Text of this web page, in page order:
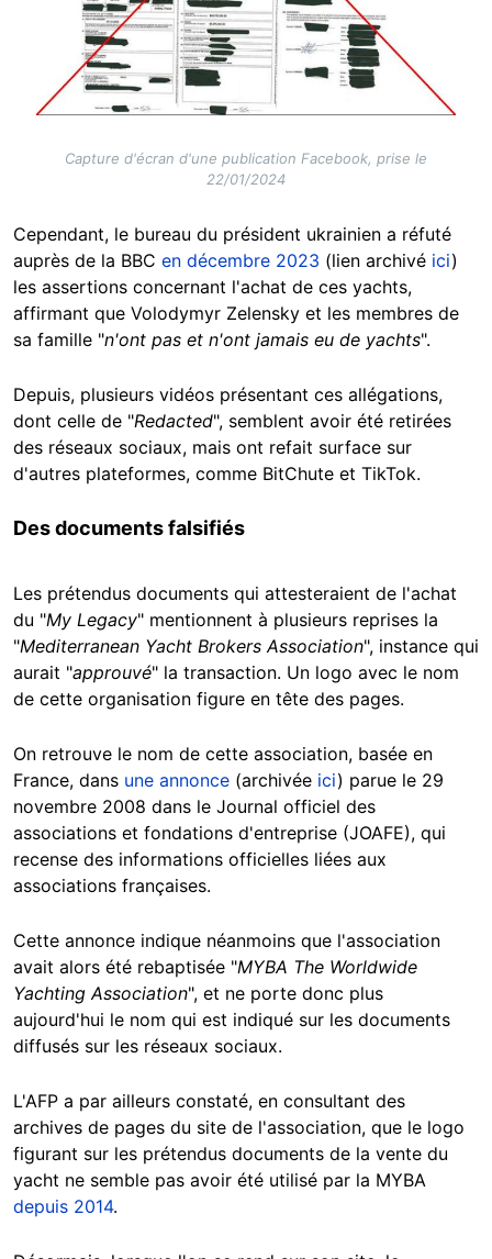
Capture d'écran d'une publication Facebook, prise le
22/01/2024
Cependant, le bureau du président ukrainien a réfuté
auprès de la BBC en décembre 2023 (lien archivé ici)
les assertions concernant l'achat de ces yachts,
affirmant que Volodymyr Zelensky et les membres de
sa famille "n'ont pas et n'ont jamais eu de yachts".
Depuis, plusieurs vidéos présentant ces allégations,
dont celle de "Redacted", semblent avoir été retirées
des réseaux sociaux, mais ont refait surface sur
d'autres plateformes, comme BitChute et TikTok.
Des documents falsifiés
Les prétendus documents qui attesteraient de l'achat
du "My Legacy" mentionnent à plusieurs reprises la
"Mediterranean Yacht Brokers Association", instance qui
aurait "approuvé" la transaction. Un logo avec le nom
de cette organisation figure en tête des pages.
On retrouve le nom de cette association, basée en
France, dans une annonce (archivée ici) parue le 29
novembre 2008 dans le Journal officiel des
associations et fondations d'entreprise (JOAFE), qui
recense des informations officielles liées aux
associations françaises.
Cette annonce indique néanmoins que l'association
avait alors été rebaptisée "MYBA The Worldwide
Yachting Association", et ne porte donc plus
aujourd'hui le nom qui est indiqué sur les documents
diffusés sur les réseaux sociaux.
L'AFP a par ailleurs constaté, en consultant des
archives de pages du site de l'association, que le logo
figurant sur les prétendus documents de la vente du
yacht ne semble pas avoir été utilisé par la MYBA
depuis 2014.